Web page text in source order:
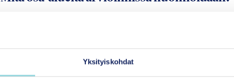
Yksityiskohdat
Menetelmän vaikuttavuusarvio koostuu sekä
menetelmästä tehtyjen vaikuttavuustutkimusten
Voit tutustua osa-alueiden arviointeihin tarkemmin
Arvion voi lukea kokonaisuudessaan
systemaattisena